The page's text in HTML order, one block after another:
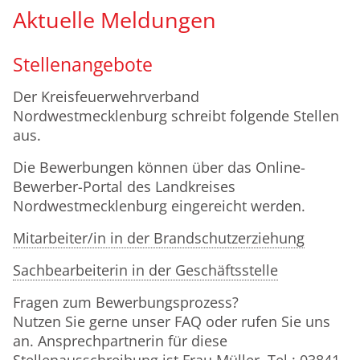
weiterlesen...
Aktuelle Meldungen
Stellenangebote
Der Kreisfeuerwehrverband
Nordwestmecklenburg schreibt folgende Stellen
aus.
Die Bewerbungen können über das Online-
Bewerber-Portal des Landkreises
Nordwestmecklenburg eingereicht werden.
Mitarbeiter/in in der Brandschutzerziehung
Sachbearbeiterin in der Geschäftsstelle
Fragen zum Bewerbungsprozess?
Nutzen Sie gerne unser FAQ oder rufen Sie uns
an. Ansprechpartnerin für diese